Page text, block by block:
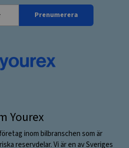
Prenumerera
Yourex
inom bilbranschen som är
reservdelar. Vi är en av Sveriges